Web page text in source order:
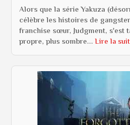
Alors que la série Yakuza
célèbre les histoires de
franchise sœur, Judgment, s'est
propre, plus sombre...Lire la